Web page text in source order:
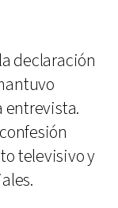
declaración
entrevista.
televisivo y